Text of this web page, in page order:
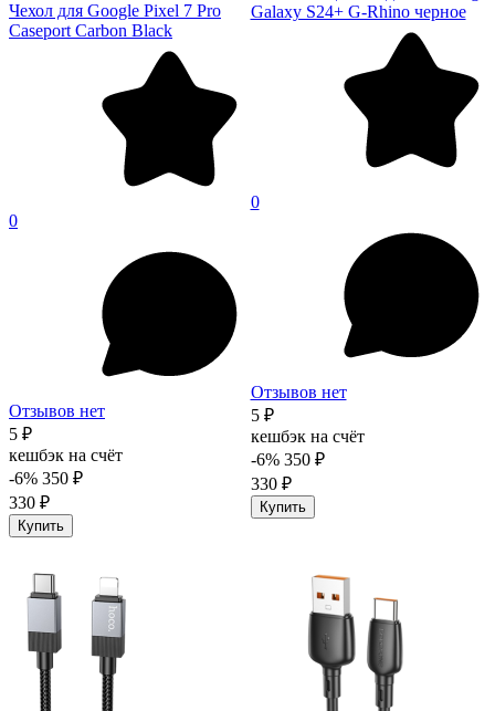
Чехол для Google Pixel 7 Pro
Caseport Carbon Black
0
Отзывов нет
5 ₽
кешбэк на счёт
-6% 350 ₽
330 ₽
Купить
Galaxy S24+ G-Rhino черное
0
Отзывов нет
5 ₽
кешбэк на счёт
-6% 350 ₽
330 ₽
Купить